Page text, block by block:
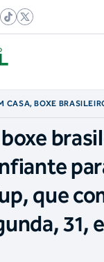
CASA, BOXE
que
31,